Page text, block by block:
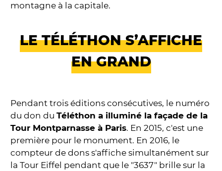
montagne à la capitale.
LE TÉLÉTHON S’AFFICHE
EN GRAND
Pendant trois éditions consécutives, le numéro
du don du Téléthon a illuminé la façade de la
Tour Montparnasse à Paris. En 2015, c'est une
première pour le monument. En 2016, le
compteur de dons s'affiche simultanément sur
la Tour Eiffel pendant que le "3637" brille sur la